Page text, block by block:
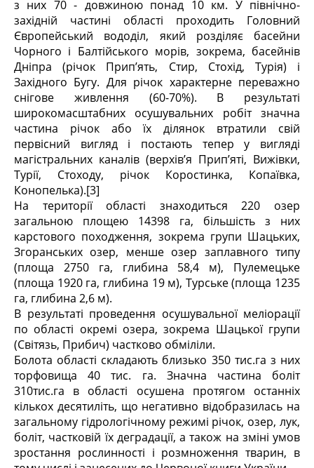
з них 70 - довжиною понад 10 км. У північно-
західній частині області проходить Головний
Європейський вододіл, який розділяє басейни
Чорного і Балтійського морів, зокрема, басейнів
Дніпра (річок Прип’ять, Стир, Стохід, Турія) і
Західного Бугу. Для річок характерне переважно
снігове живлення (60-70%). В результаті
широкомасштабних осушувальних робіт значна
частина річок або їх ділянок втратили свій
первісний вигляд і постають тепер у вигляді
магістральних каналів (верхів’я Прип’яті, Вижівки,
Турії, Стоходу, річок Коростинка, Копаївка,
Конопелька).[3]
На території області знаходиться 220 озер
загальною площею 14398 га, більшість з них
карстового походження, зокрема групи Шацьких,
Згоранських озер, менше озер заплавного типу
(площа 2750 га, глибина 58,4 м), Пулемецьке
(площа 1920 га, глибина 19 м), Турське (площа 1235
га, глибина 2,6 м).
В результаті проведення осушувальної меліорації
по області окремі озера, зокрема Шацької групи
(Світязь, Прибич) частково обміліли.
Болота області складають близько 350 тис.га з них
торфовища 40 тис. га. Значна частина боліт
310тис.га в області осушена протягом останніх
кількох десятиліть, що негативно відобразилась на
загальному гідрологічному режимі річок, озер, лук,
боліт, частковій їх деградації, а також на зміні умов
зростання рослинності і розмноження тварин, в